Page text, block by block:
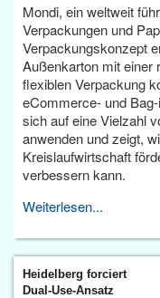
Mondi, ein weltweit
Verpackungen und
Verpackungskonzept
Außenkarton mit einer
flexiblen Verpackung
eCommerce- und
sich auf eine Vielzahl
anwenden und zeigt,
Kreislaufwirtschaft
verbessern kann.
Weiterlesen...
Heidelberg forciert
Dual-Use-Ansatz